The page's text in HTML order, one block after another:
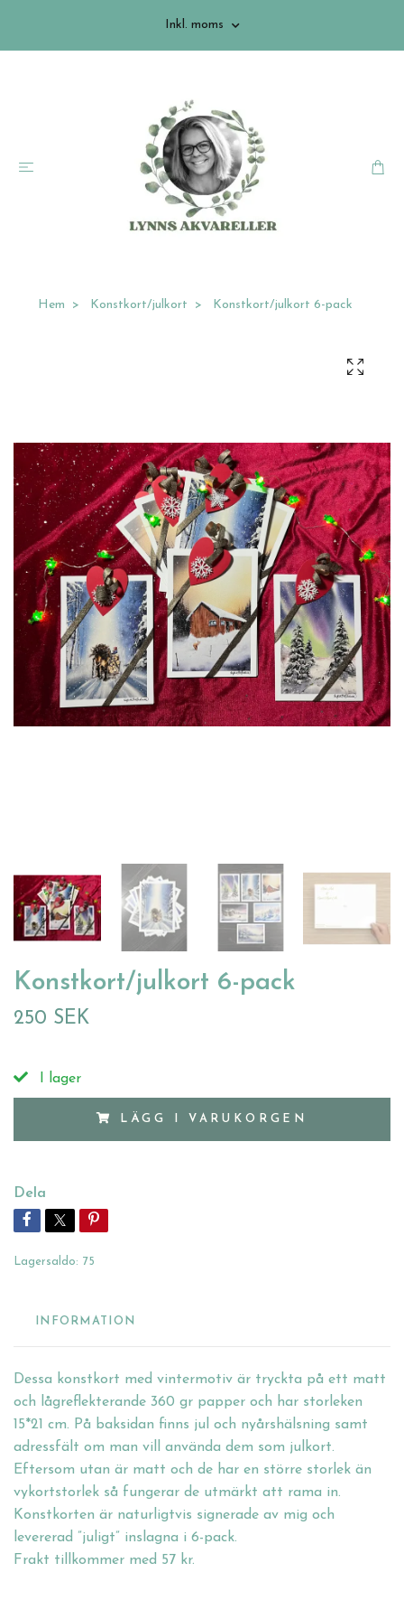
Inkl. moms
Hem Konstkort/julkort Konstkort/julkort 6-pack
Konstkort/julkort 6-pack
250 SEK
I lager
LÄGG I VARUKORGEN
Dela
Lagersaldo: 75
INFORMATION
Dessa konstkort med vintermotiv är tryckta på ett matt
och lågreflekterande 360 gr papper och har storleken
15*21 cm. På baksidan finns jul och nyårshälsning samt
adressfält om man vill använda dem som julkort.
Eftersom utan är matt och de har en större storlek än
vykortstorlek så fungerar de utmärkt att rama in.
Konstkorten är naturligtvis signerade av mig och
levererad ”juligt” inslagna i 6-pack.
Frakt tillkommer med 57 kr.